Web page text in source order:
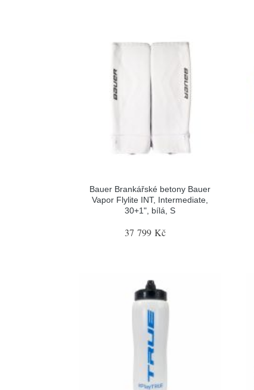
Bauer Brankářské betony Bauer
Vapor Flylite INT, Intermediate,
30+1", bílá, S
37 799 Kč